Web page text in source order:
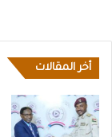
أخر المقالات